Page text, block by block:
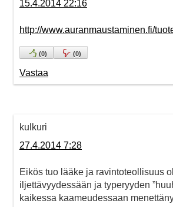
15.4.2014 22:16
http://www.auranmaustaminen.fi/
(0) (0)
Vastaa
kulkuri
27.4.2014 7:28
Eikös tuo lääke ja ravintoteollisuus
iljettävyydessään ja typeryyden
kaikessa kaameudessaan